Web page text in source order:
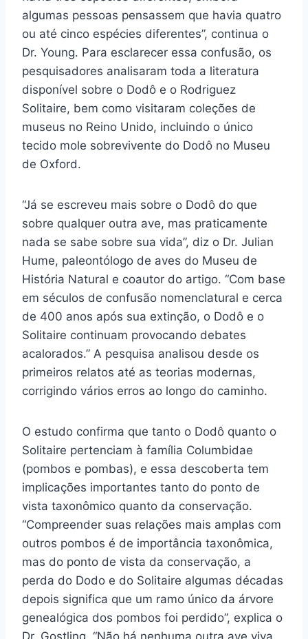
algumas pessoas pensassem que havia quatro
ou até cinco espécies diferentes”, continua o
Dr. Young. Para esclarecer essa confusão, os
pesquisadores analisaram toda a literatura
disponível sobre o Dodô e o Rodriguez
Solitaire, bem como visitaram coleções de
museus no Reino Unido, incluindo o único
tecido mole sobrevivente do Dodô no Museu
de Oxford.
“Já se escreveu mais sobre o Dodô do que
sobre qualquer outra ave, mas praticamente
nada se sabe sobre sua vida”, diz o Dr. Julian
Hume, paleontólogo de aves do Museu de
História Natural e coautor do artigo. “Com base
em séculos de confusão nomenclatural e cerca
de 400 anos após sua extinção, o Dodô e o
Solitaire continuam provocando debates
acalorados.” A pesquisa analisou desde os
primeiros relatos até as teorias modernas,
corrigindo vários erros ao longo do caminho.
O estudo confirma que tanto o Dodô quanto o
Solitaire pertenciam à família Columbidae
(pombos e pombas), e essa descoberta tem
implicações importantes tanto do ponto de
vista taxonômico quanto da conservação.
“Compreender suas relações mais amplas com
outros pombos é de importância taxonômica,
mas do ponto de vista da conservação, a
perda do Dodo e do Solitaire algumas décadas
depois significa que um ramo único da árvore
genealógica dos pombos foi perdido”, explica o
Dr. Gostling. “Não há nenhuma outra ave viva